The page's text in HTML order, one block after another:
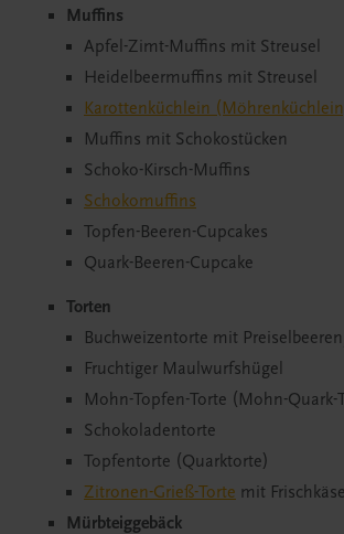
Muffins
Apfel-Zimt-Muffins mit Streusel
Heidelbeermuffins mit Streusel
Karottenküchlein
Muffins mit Schokostücken
Schoko-Kirsch-Muffins
Schokomuffins
Topfen-Beeren-Cupcakes
Quark-Beeren-Cupcake
Torten
Buchweizentorte mit
Fruchtiger Maulwurfshügel
Mohn-Topfen-Torte (Mohn-Quark-
Schokoladentorte
Topfentorte (Quarktorte)
Zitronen-Grieß-Torte mit
Mürbteiggebäck